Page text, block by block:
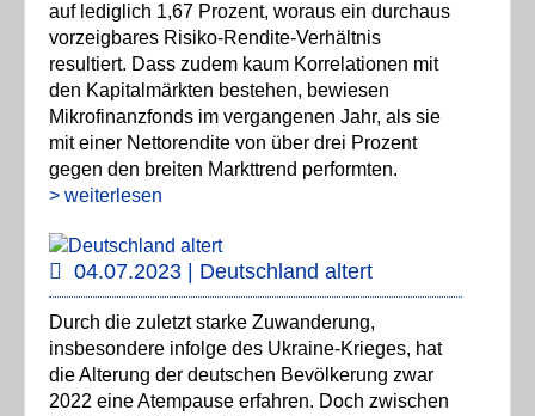
auf lediglich 1,67 Prozent, woraus ein durchaus
vorzeigbares Risiko-Rendite-Verhältnis
resultiert. Dass zudem kaum Korrelationen mit
den Kapitalmärkten bestehen, bewiesen
Mikrofinanzfonds im vergangenen Jahr, als sie
mit einer Nettorendite von über drei Prozent
gegen den breiten Markttrend performten.
> weiterlesen
04.07.2023 | Deutschland altert
Durch die zuletzt starke Zuwanderung,
insbesondere infolge des Ukraine-Krieges, hat
die Alterung der deutschen Bevölkerung zwar
2022 eine Atempause erfahren. Doch zwischen